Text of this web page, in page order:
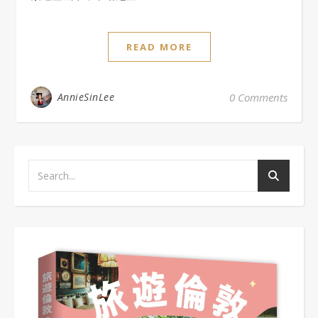
READ MORE
AnnieSinLee 0 Comments